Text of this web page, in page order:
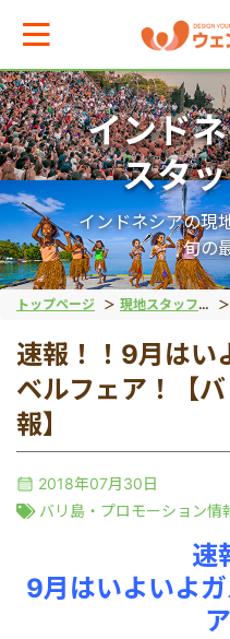
トップページ 現地スタッフブログ
インド
スタ
インドネシアの現
旬の
速報！！9月はい
ベルフェア！【
報】
2018年07月30日
バリ島・プロモーション情
速
9月はいよいよ
メインメニューへ戻る
マから現地ツアーを探す
系
ツアー
VIPアシスト
メインメニューへ戻る
アからお役立ち情報を探す
ドネシア
ナム
ーシア